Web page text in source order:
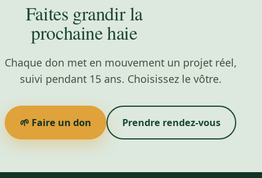
Faites grandir la
prochaine haie
Chaque don met en mouvement un projet réel,
suivi pendant 15 ans. Choisissez le vôtre.
🌱 Faire un don Prendre rendez-vous